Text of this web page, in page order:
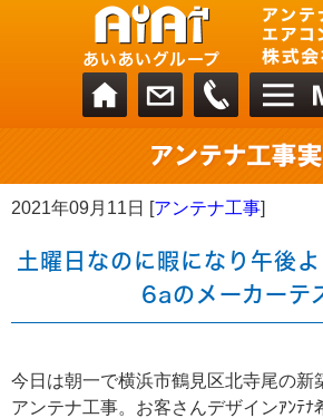
2021年09月11日 [アンテナ工事]
土曜日なのに暇になり午後
6aのメーカーテ
今日は朝一で横浜市鶴見区北寺尾の新
アンテナ工事。お客さんデザインｱﾝﾃﾅ